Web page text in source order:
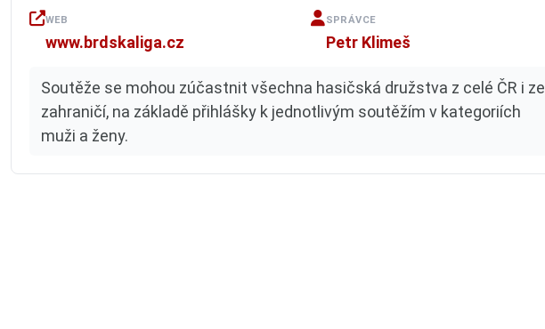
WEB
www.brdskaliga.cz
SPRÁVCE
Petr Klimeš
Soutěže se mohou zúčastnit všechna hasičská družstva z celé ČR i ze
zahraničí, na základě přihlášky k jednotlivým soutěžím v kategoriích
muži a ženy.